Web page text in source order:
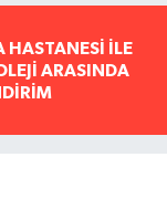
HASTANESİ İLE
ARASINDA